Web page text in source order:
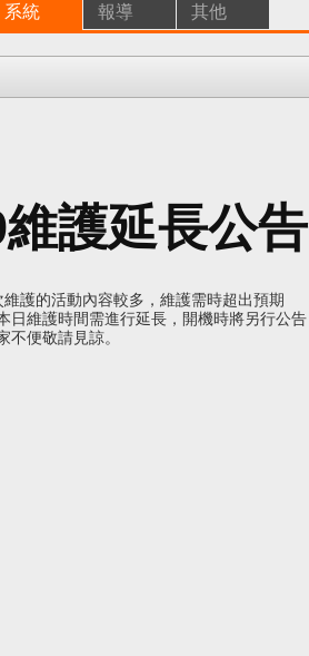
系統 報導 其他
維護延長公告
護的活動內容較多，維護需時超出預期
日維護時間需進行延長，開機時將另行公告
便敬請見諒。